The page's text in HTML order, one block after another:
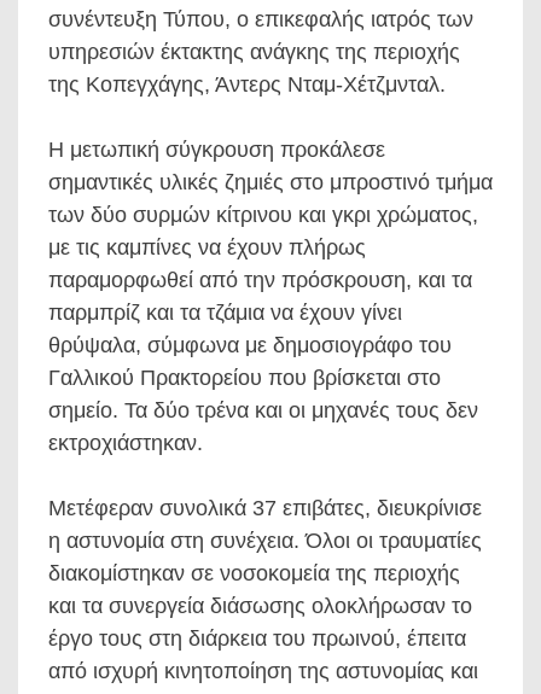
συνέντευξη Τύπου, ο επικεφαλής ιατρός των
υπηρεσιών έκτακτης ανάγκης της περιοχής
της Κοπεγχάγης, Άντερς Νταμ-Χέτζμνταλ.
Η μετωπική σύγκρουση προκάλεσε
σημαντικές υλικές ζημιές στο μπροστινό τμήμα
των δύο συρμών κίτρινου και γκρι χρώματος,
με τις καμπίνες να έχουν πλήρως
παραμορφωθεί από την πρόσκρουση, και τα
παρμπρίζ και τα τζάμια να έχουν γίνει
θρύψαλα, σύμφωνα με δημοσιογράφο του
Γαλλικού Πρακτορείου που βρίσκεται στο
σημείο. Τα δύο τρένα και οι μηχανές τους δεν
εκτροχιάστηκαν.
Μετέφεραν συνολικά 37 επιβάτες, διευκρίνισε
η αστυνομία στη συνέχεια. Όλοι οι τραυματίες
διακομίστηκαν σε νοσοκομεία της περιοχής
και τα συνεργεία διάσωσης ολοκλήρωσαν το
έργο τους στη διάρκεια του πρωινού, έπειτα
από ισχυρή κινητοποίηση της αστυνομίας και